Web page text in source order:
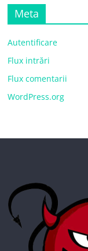
Meta
Autentificare
Flux intrări
Flux comentarii
WordPress.org